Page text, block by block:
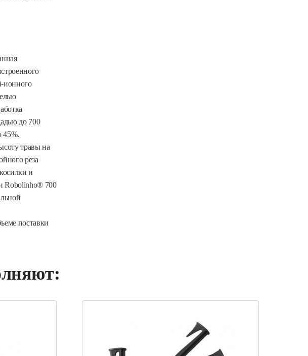
ионного
до 700
45%.
травы на
реза
и
Robolinho® 700
поставки